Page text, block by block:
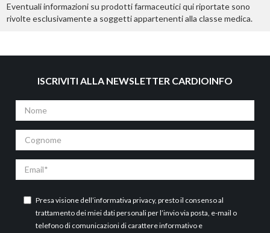
Eventuali informazioni su prodotti farmaceutici qui riportate sono
rivolte esclusivamente a soggetti appartenenti alla classe medica.
ISCRIVITI ALLA NEWSLETTER CARDIOINFO
Nome
Cognome
Email
Presa visione dell’informativa privacy, presto il consenso al
trattamento dei miei dati personali per l’invio via posta, e-mail o
telefono di comunicazioni di carattere informativo e